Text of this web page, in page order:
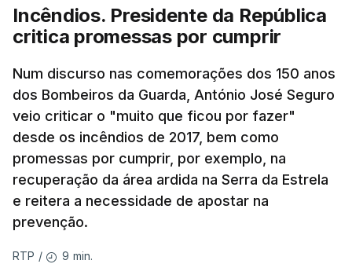
Incêndios. Presidente da República
critica promessas por cumprir
Num discurso nas comemorações dos 150 anos
dos Bombeiros da Guarda, António José Seguro
veio criticar o "muito que ficou por fazer"
desde os incêndios de 2017, bem como
promessas por cumprir, por exemplo, na
recuperação da área ardida na Serra da Estrela
e reitera a necessidade de apostar na
prevenção.
RTP / 9 min.